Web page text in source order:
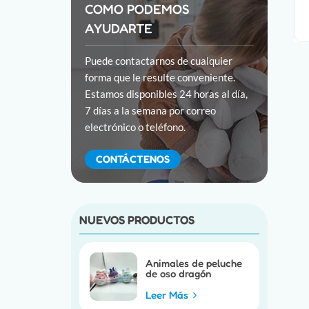
COMO PODEMOS
AYUDARTE
Puede contactarnos de cualquier
forma que le resulte conveniente.
Estamos disponibles 24 horas al día,
7 días a la semana por correo
electrónico o teléfono.
CONTÁCTENOS
NUEVOS PRODUCTOS
Animales de peluche
de oso dragón
Leer Más